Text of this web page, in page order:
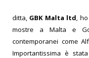
ditta, GBK Malta ltd,
mostre a Malta e
contemporanei come
Importantissima è